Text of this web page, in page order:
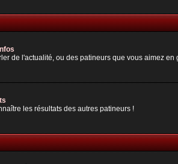
de l'actualité, ou des patineurs que vous aimez
les résultats des autres patineurs !